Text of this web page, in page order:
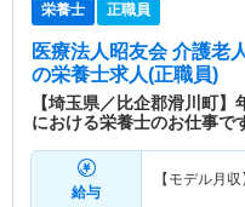
栄養士 正職員
医療法人昭友会 介護老
の栄養士求人(正職員)
【埼玉県／比企郡滑川町
における栄養士のお仕事で
給与
【モデル月収